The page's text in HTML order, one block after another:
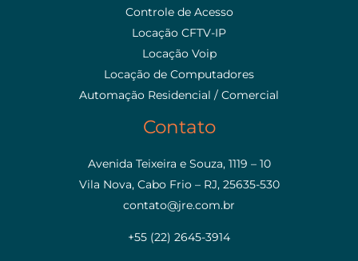
Controle de Acesso
Locação CFTV-IP
Locação Voip
Locação de Computadores
Automação Residencial / Comercial
Contato
Avenida Teixeira e Souza, 1119 – 10
Vila Nova, Cabo Frio – RJ, 25635-530
contato@jre.com.br
+55 (22) 2645-3914